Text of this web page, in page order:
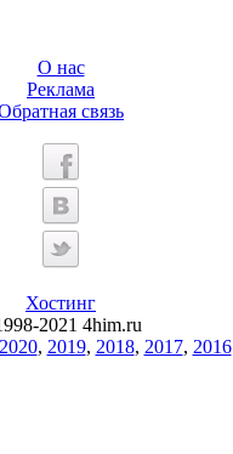
О нас
Реклама
связь
Хостинг
2021 4him.ru
2020, 2019, 2018, 2017, 2016